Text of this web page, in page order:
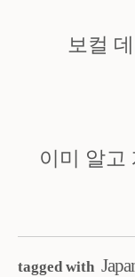
보컬
이미 알고
tagged with